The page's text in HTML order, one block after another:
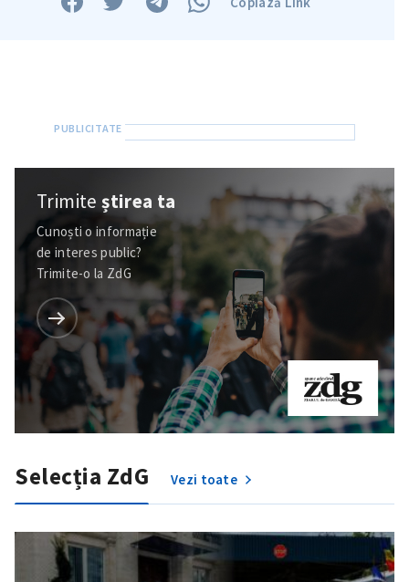
Trimiteștirea ta
Cunoști o informație
de interes public?
Trimite-o la ZdG
Selecția ZdG Vezi toate